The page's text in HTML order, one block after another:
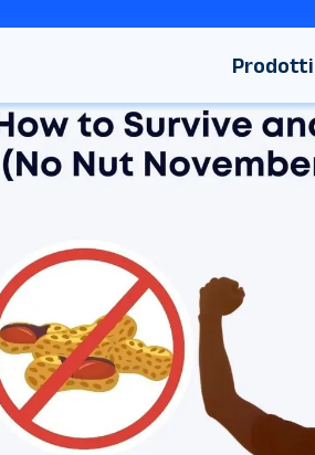
Prodotti